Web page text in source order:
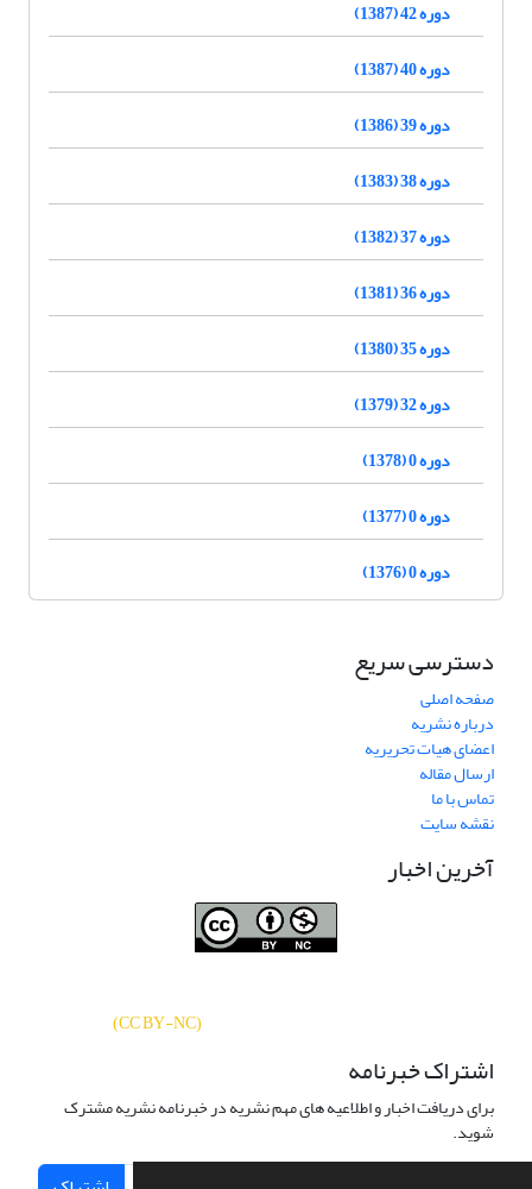
دوره 42 (1387)
دوره 40 (1387)
دوره 39 (1386)
دوره 38 (1383)
دوره 37 (1382)
دوره 36 (1381)
دوره 35 (1380)
دوره 32 (1379)
دوره 0 (1378)
دوره 0 (1377)
دوره 0 (1376)
دسترسی سریع
صفحه اصلی
درباره نشریه
اعضای هیات تحریریه
ارسال مقاله
تماس با ما
نقشه سایت
آخرین اخبار
(
CC BY-NC
)
اشتراک خبرنامه
برای دریافت اخبار و اطلاعیه های مهم نشریه در خبرنامه نشریه مشترک
شوید.